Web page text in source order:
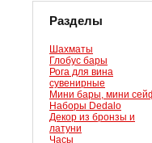
Разделы
Шахматы
Глобус бары
Рога для вина
сувенирные
Мини бары, мини
Наборы Dedalo
Декор из бронзы и
латуни
Часы